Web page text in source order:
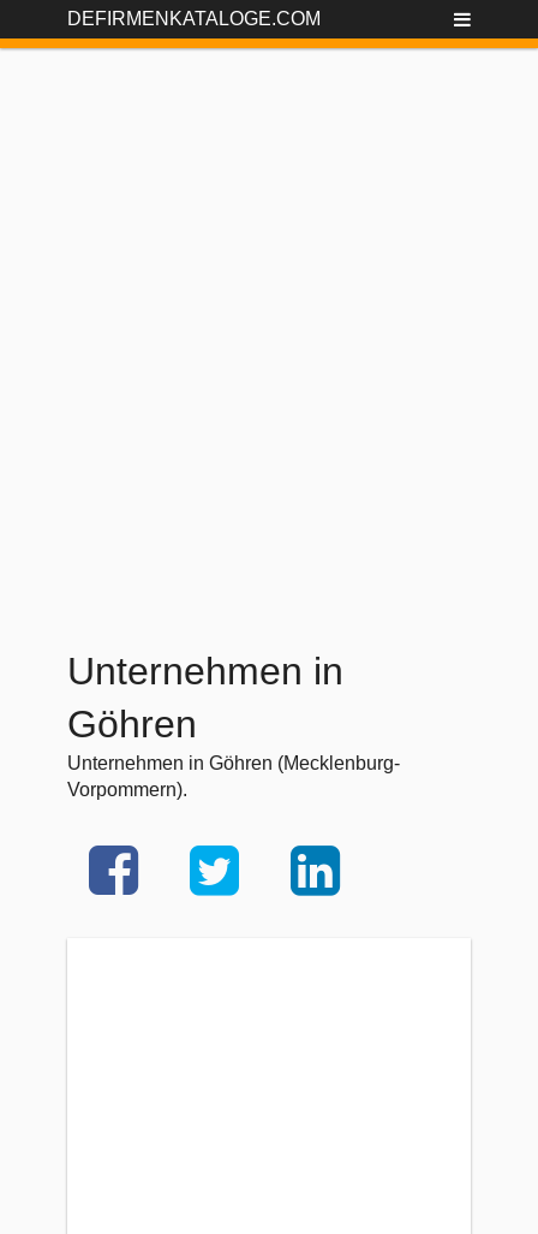
DEFIRMENKATALOGE.COM
Unternehmen in
Göhren
Unternehmen in Göhren (Mecklenburg-
Vorpommern).